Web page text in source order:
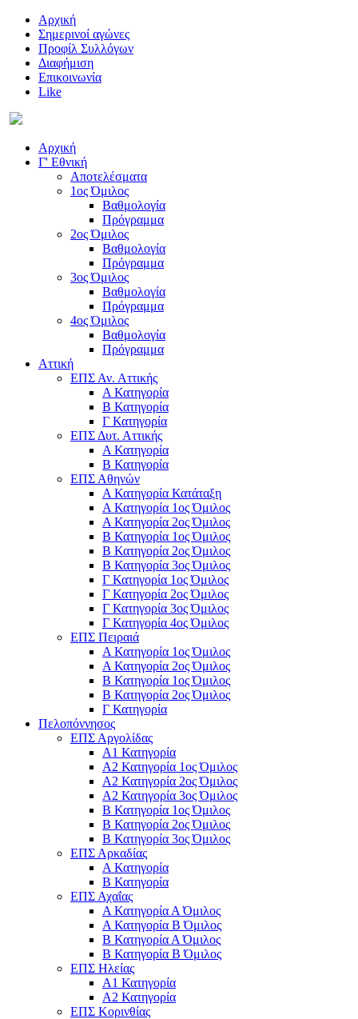
Αρχική
Σημερινοί αγώνες
Προφίλ Συλλόγων
Διαφήμιση
Επικοινωνία
Like
Αρχική
Γ' Εθνική
Αποτελέσματα
1ος Όμιλος
Βαθμολογία
Πρόγραμμα
2ος Όμιλος
Βαθμολογία
Πρόγραμμα
3ος Όμιλος
Βαθμολογία
Πρόγραμμα
4ος Όμιλος
Βαθμολογία
Πρόγραμμα
Αττική
ΕΠΣ Αν. Αττικής
Α Κατηγορία
Β Κατηγορία
Γ Κατηγορία
ΕΠΣ Δυτ. Αττικής
Α Κατηγορία
Β Κατηγορία
ΕΠΣ Αθηνών
Α Κατηγορία Κατάταξη
Α Κατηγορία 1ος Όμιλος
Α Κατηγορία 2ος Όμιλος
Β Κατηγορία 1ος Όμιλος
Β Κατηγορία 2ος Όμιλος
Β Κατηγορία 3ος Όμιλος
Γ Κατηγορία 1ος Όμιλος
Γ Κατηγορία 2ος Όμιλος
Γ Κατηγορία 3ος Όμιλος
Γ Κατηγορία 4ος Όμιλος
ΕΠΣ Πειραιά
Α Κατηγορία 1ος Όμιλος
Α Κατηγορία 2ος Όμιλος
Β Κατηγορία 1ος Όμιλος
Β Κατηγορία 2ος Όμιλος
Γ Κατηγορία
Πελοπόννησος
ΕΠΣ Αργολίδας
Α1 Κατηγορία
Α2 Κατηγορία 1ος Όμιλος
Α2 Κατηγορία 2ος Όμιλος
Α2 Κατηγορία 3ος Όμιλος
Β Κατηγορία 1ος Όμιλος
Β Κατηγορία 2ος Όμιλος
Β Κατηγορία 3ος Όμιλος
ΕΠΣ Αρκαδίας
Α Κατηγορία
Β Κατηγορία
ΕΠΣ Αχαΐας
Α Κατηγορία Α Όμιλος
Α Κατηγορία Β Όμιλος
Β Κατηγορία Α Όμιλος
Β Κατηγορία Β Όμιλος
ΕΠΣ Ηλείας
Α1 Κατηγορία
Α2 Κατηγορία
ΕΠΣ Κορινθίας